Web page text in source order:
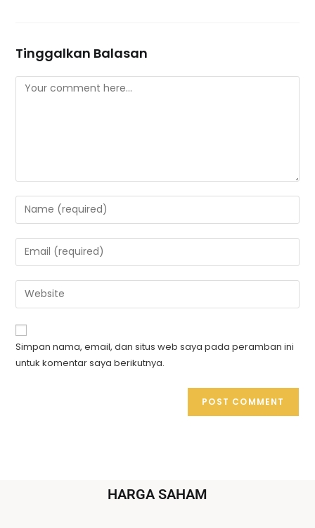
Tinggalkan Balasan
Simpan nama, email, dan situs web saya pada peramban ini
untuk komentar saya berikutnya.
HARGA SAHAM